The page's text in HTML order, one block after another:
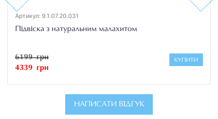
Артикул: 9.1.07.20.031
Підвіска з натуральним малахитом
6199 грн
4339 грн
КУПИТИ
НАПИСАТИ ВІДГУК